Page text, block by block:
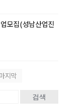
모집(성남산업진
마지막
검색